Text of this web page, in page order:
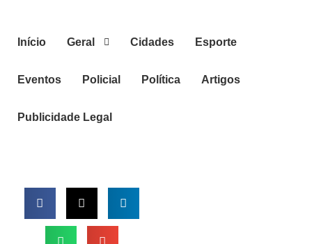
Início Geral Cidades Esporte
Eventos Policial Política Artigos
Publicidade Legal